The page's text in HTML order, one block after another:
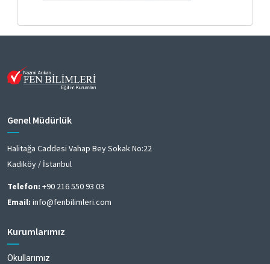
Genel Müdürlük
Halitağa Caddesi Vahap Bey Sokak No:22
Kadıköy / İstanbul
Telefon: +90 216 550 93 03
Email: info@fenbilimleri.com
Kurumlarımız
Okullarımız